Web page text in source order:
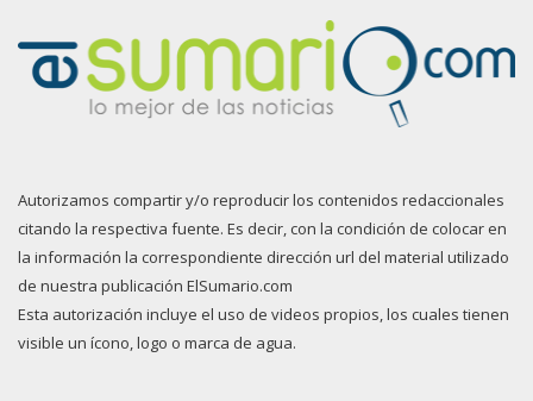
Autorizamos compartir y/o reproducir los contenidos redaccionales
citando la respectiva fuente. Es decir, con la condición de colocar en
la información la correspondiente dirección url del material utilizado
de nuestra publicación ElSumario.com
Esta autorización incluye el uso de videos propios, los cuales tienen
visible un ícono, logo o marca de agua.